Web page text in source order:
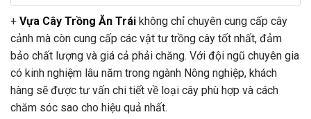
+ Vựa Cây Trồng Ăn Trái không chỉ chuyên cung cấp cây
cảnh mà còn cung cấp các vật tư trồng cây tốt nhất, đảm
bảo chất lượng và giá cả phải chăng. Với đội ngũ chuyên gia
có kinh nghiệm lâu năm trong ngành Nông nghiệp, khách
hàng sẽ được tư vấn chi tiết về loại cây phù hợp và cách
chăm sóc sao cho hiệu quả nhất.